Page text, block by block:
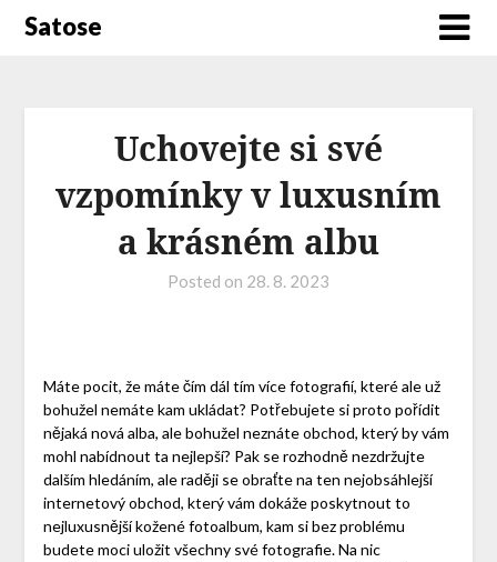
Satose
Uchovejte si své
vzpomínky v luxusním
a krásném albu
Posted on 28. 8. 2023
Máte pocit, že máte čím dál tím více fotografií, které ale už
bohužel nemáte kam ukládat? Potřebujete si proto pořídit
nějaká nová alba, ale bohužel neznáte obchod, který by vám
mohl nabídnout ta nejlepší? Pak se rozhodně nezdržujte
dalším hledáním, ale raději se obraťte na ten nejobsáhlejší
internetový obchod, který vám dokáže poskytnout to
nejluxusnějšíkožené fotoalbum, kam si bez problému
budete moci uložit všechny své fotografie. Na nic